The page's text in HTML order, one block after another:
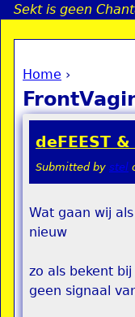
Sekt is geen
You are here
Home ›
deFEEST
Submitted by stel
Wat gaan wij
nieuw
zo als bekent
geen signaal